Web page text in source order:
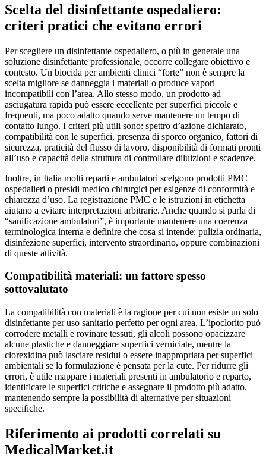
Scelta del disinfettante ospedaliero:
criteri pratici che evitano errori
Per scegliere un disinfettante ospedaliero, o più in generale una
soluzione disinfettante professionale, occorre collegare obiettivo e
contesto. Un biocida per ambienti clinici “forte” non è sempre la
scelta migliore se danneggia i materiali o produce vapori
incompatibili con l’area. Allo stesso modo, un prodotto ad
asciugatura rapida può essere eccellente per superfici piccole e
frequenti, ma poco adatto quando serve mantenere un tempo di
contatto lungo. I criteri più utili sono: spettro d’azione dichiarato,
compatibilità con le superfici, presenza di sporco organico, fattori di
sicurezza, praticità del flusso di lavoro, disponibilità di formati pronti
all’uso e capacità della struttura di controllare diluizioni e scadenze.
Inoltre, in Italia molti reparti e ambulatori scelgono prodotti PMC
ospedalieri o presidi medico chirurgici per esigenze di conformità e
chiarezza d’uso. La registrazione PMC e le istruzioni in etichetta
aiutano a evitare interpretazioni arbitrarie. Anche quando si parla di
“sanificazione ambulatori”, è importante mantenere una coerenza
terminologica interna e definire che cosa si intende: pulizia ordinaria,
disinfezione superfici, intervento straordinario, oppure combinazioni
di queste attività.
Compatibilità materiali: un fattore spesso
sottovalutato
La compatibilità con materiali è la ragione per cui non esiste un solo
disinfettante per uso sanitario perfetto per ogni area. L’ipoclorito può
corrodere metalli e rovinare tessuti, gli alcoli possono opacizzare
alcune plastiche e danneggiare superfici verniciate, mentre la
clorexidina può lasciare residui o essere inappropriata per superfici
ambientali se la formulazione è pensata per la cute. Per ridurre gli
errori, è utile mappare i materiali presenti in ambulatorio e reparto,
identificare le superfici critiche e assegnare il prodotto più adatto,
mantenendo sempre la possibilità di alternative per situazioni
specifiche.
Riferimento ai prodotti correlati su
MedicalMarket.it